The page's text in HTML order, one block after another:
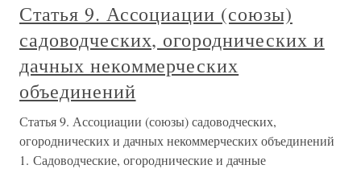
Статья 9. Ассоциации (союзы)
садоводческих, огороднических и
дачных некоммерческих
объединений
Статья 9. Ассоциации (союзы) садоводческих,
огороднических и дачных некоммерческих объединений
1. Садоводческие, огороднические и дачные